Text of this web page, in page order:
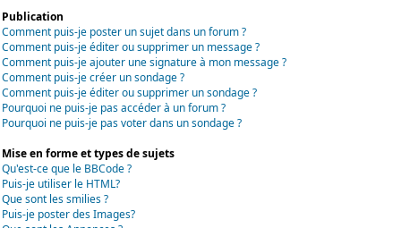
Publication
Comment puis-je poster un sujet dans un forum ?
Comment puis-je éditer ou supprimer un message ?
Comment puis-je ajouter une signature à mon message ?
Comment puis-je créer un sondage ?
Comment puis-je éditer ou supprimer un sondage ?
Pourquoi ne puis-je pas accéder à un forum ?
Pourquoi ne puis-je pas voter dans un sondage ?
Mise en forme et types de sujets
Qu'est-ce que le BBCode ?
Puis-je utiliser le HTML?
Que sont les smilies ?
Puis-je poster des Images?